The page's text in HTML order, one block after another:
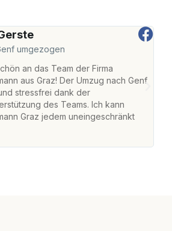
umgezogen
an das Team der Firma
aus Graz! Der Umzug nach Genf
stressfrei dank der
des Teams. Ich kann
Graz jedem uneingeschränkt